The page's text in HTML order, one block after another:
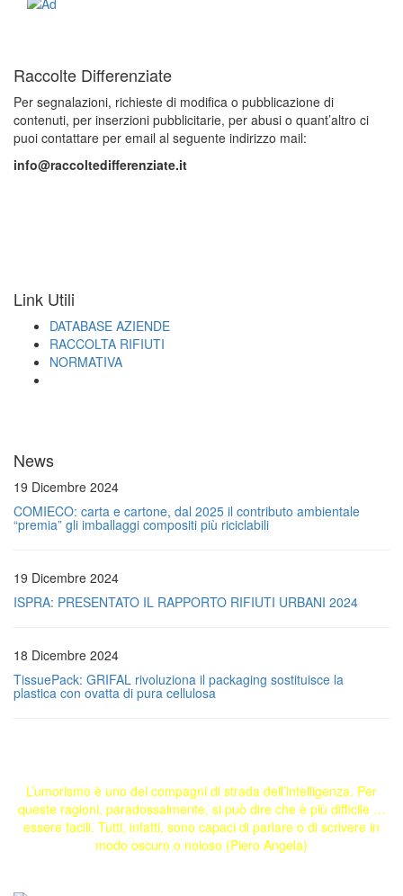
Raccolte Differenziate
Per segnalazioni, richieste di modifica o pubblicazione di
contenuti, per inserzioni pubblicitarie, per abusi o quant’altro ci
puoi contattare per email al seguente indirizzo mail:
info@raccoltedifferenziate.it
Link Utili
DATABASE AZIENDE
RACCOLTA RIFIUTI
NORMATIVA
News
19 Dicembre 2024
COMIECO: carta e cartone, dal 2025 il contributo ambientale
“premia” gli imballaggi compositi più riciclabili
19 Dicembre 2024
ISPRA: PRESENTATO IL RAPPORTO RIFIUTI URBANI 2024
18 Dicembre 2024
TissuePack: GRIFAL rivoluziona il packaging sostituisce la
plastica con ovatta di pura cellulosa
L’umorismo è uno dei compagni di strada dell’intelligenza. Per
queste ragioni, paradossalmente, si può dire che è più difficile …
essere facili. Tutti, infatti, sono capaci di parlare o di scrivere in
modo oscuro o noioso (Piero Angela)